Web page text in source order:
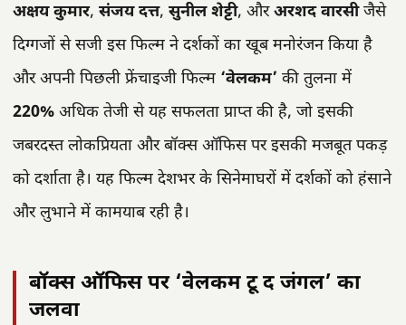
अक्षय कुमार, संजय दत्त, सुनील शेट्टी, औरअरशद वारसीजैसे
दिग्गजों से सजी इस फिल्म ने दर्शकों का खूब मनोरंजन किया है
और अपनी पिछली फ्रेंचाइजी फिल्म ‘वेलकम’ की तुलना में
220% अधिक तेजी से यह सफलता प्राप्त की है, जो इसकी
जबरदस्त लोकप्रियता और बॉक्स ऑफिस पर इसकी मजबूत पकड़
को दर्शाता है। यह फिल्म देशभर के सिनेमाघरों में दर्शकों को हंसाने
और लुभाने में कामयाब रही है।
बॉक्स ऑफिस पर ‘वेलकम टू द जंगल’ का
जलवा